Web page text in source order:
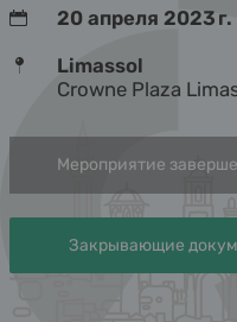
20 апреля 2023 г.
Limassol
Crowne Plaza
Мероприятие
Закрывающие